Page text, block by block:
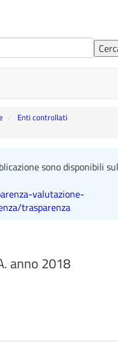
Enti controllati
sono disponibili
valutazione-
trasparenza
anno 2018